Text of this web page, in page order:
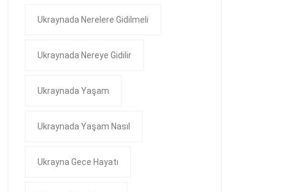
Ukraynada Nerelere Gidilmeli
Ukraynada Nereye Gidilir
Ukraynada Yaşam
Ukraynada Yaşam Nasıl
Ukrayna Gece Hayatı